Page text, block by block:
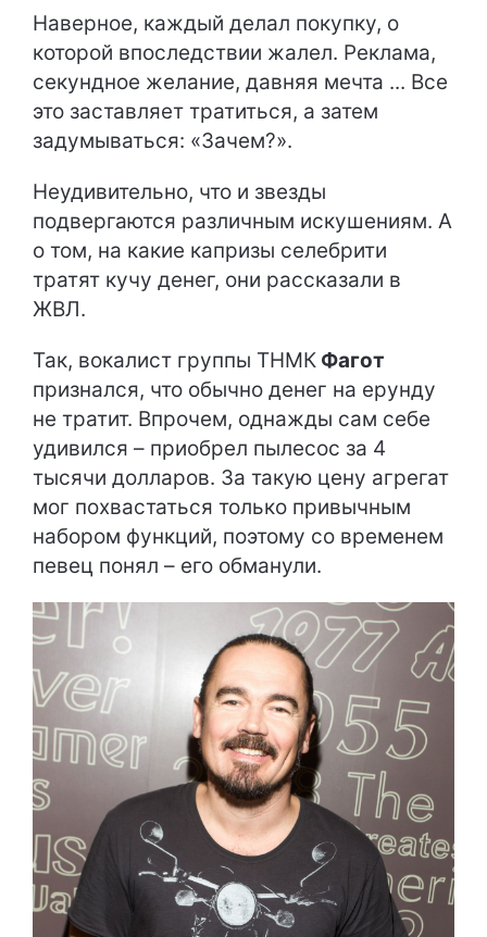
Наверное, каждый делал покупку, о
которой впоследствии жалел. Реклама,
секундное желание, давняя мечта ... Все
это заставляет тратиться, а затем
задумываться: «Зачем?».
Неудивительно, что и звезды
подвергаются различным искушениям. А
о том, на какие капризы селебрити
тратят кучу денег, они рассказали в
ЖВЛ.
Так, вокалист группы ТНМК Фагот
признался, что обычно денег на ерунду
не тратит. Впрочем, однажды сам себе
удивился – приобрел пылесос за 4
тысячи долларов. За такую ​​цену агрегат
мог похвастаться только привычным
набором функций, поэтому со временем
певец понял – его обманули.